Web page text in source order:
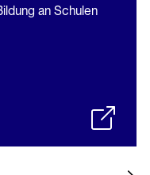
an Schulen